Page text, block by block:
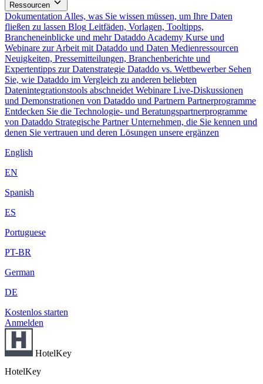
Ressourcen
Dokumentation Alles, was Sie wissen müssen, um Ihre Daten
fließen zu lassen Blog Leitfäden, Vorlagen, Tooltipps,
Brancheneinblicke und mehr Dataddo Academy Kurse und
Webinare zur Arbeit mit Dataddo und Daten Medienressourcen
Neuigkeiten, Pressemitteilungen, Branchenberichte und
Expertentipps zur Datenstrategie Dataddo vs. Wettbewerber Sehen
Sie, wie Dataddo im Vergleich zu anderen beliebten
Datenintegrationstools abschneidet Webinare Live-Diskussionen
und Demonstrationen von Dataddo und Partnern Partnerprogramme
Entdecken Sie die Technologie- und Beratungspartnerprogramme
von Dataddo Strategische Partner Unternehmen, die Sie kennen und
denen Sie vertrauen und deren Lösungen unsere ergänzen
English
EN
Spanish
ES
Portuguese
PT-BR
German
DE
Kostenlos starten
Anmelden
HotelKey
HotelKey